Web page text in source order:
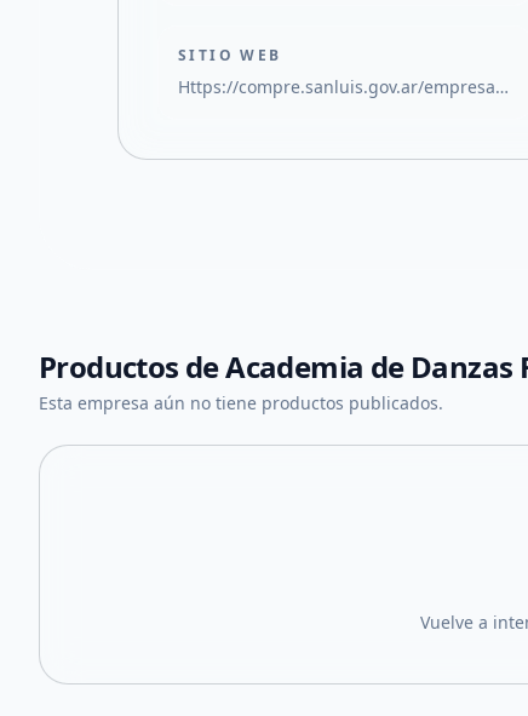
SITIO WEB
Https://compre.sanluis.gov.ar/empresa/academia-folklorica-de-mi-madre
Productos deAcademia de Danzas
Esta empresa aún no tiene productos publicados.
Vuelve a